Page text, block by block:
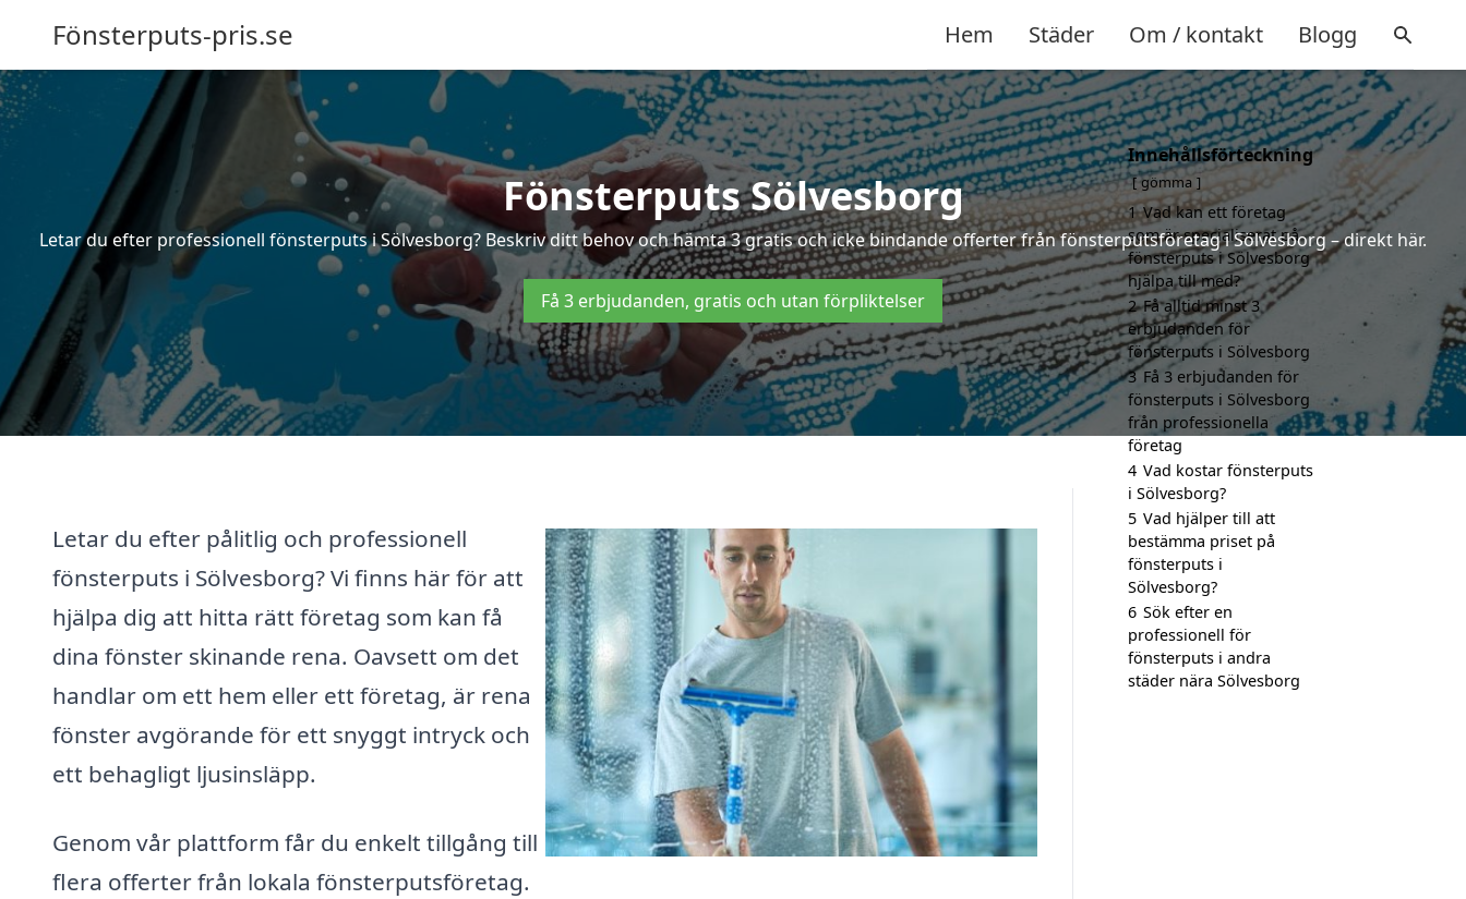
Fönsterputs-pris.se Hem Städer Om / kontakt Blogg
Fönsterputs Sölvesborg
Letar du efter professionell fönsterputs i Sölvesborg? Beskriv ditt behov och hämta 3 gratis och icke bindande offerter från fönsterputsföretag i Sölvesborg – direkt här.
Få 3 erbjudanden, gratis och utan förpliktelser
Letar du efter pålitlig och professionell
fönsterputs i Sölvesborg? Vi finns här för att
hjälpa dig att hitta rätt företag som kan få
dina fönster skinande rena. Oavsett om det
handlar om ett hem eller ett företag, är rena
fönster avgörande för ett snyggt intryck och
ett behagligt ljusinsläpp.
Genom vår plattform får du enkelt tillgång till
flera offerter från lokala fönsterputsföretag.
Innehållsförteckning
gömma
1 Vad kan ett företag
som är specialiserat på
fönsterputs i Sölvesborg
hjälpa till med?
2 Få alltid minst 3
erbjudanden för
fönsterputs i Sölvesborg
3 Få 3 erbjudanden för
fönsterputs i Sölvesborg
från professionella
företag
4 Vad kostar fönsterputs
i Sölvesborg?
5 Vad hjälper till att
bestämma priset på
fönsterputs i
Sölvesborg?
6 Sök efter en
professionell för
fönsterputs i andra
städer nära Sölvesborg